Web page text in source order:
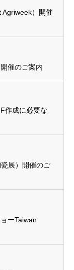
Agriweek）開催
催のご案内
作成に必要な
展）開催のご
ーTaiwan